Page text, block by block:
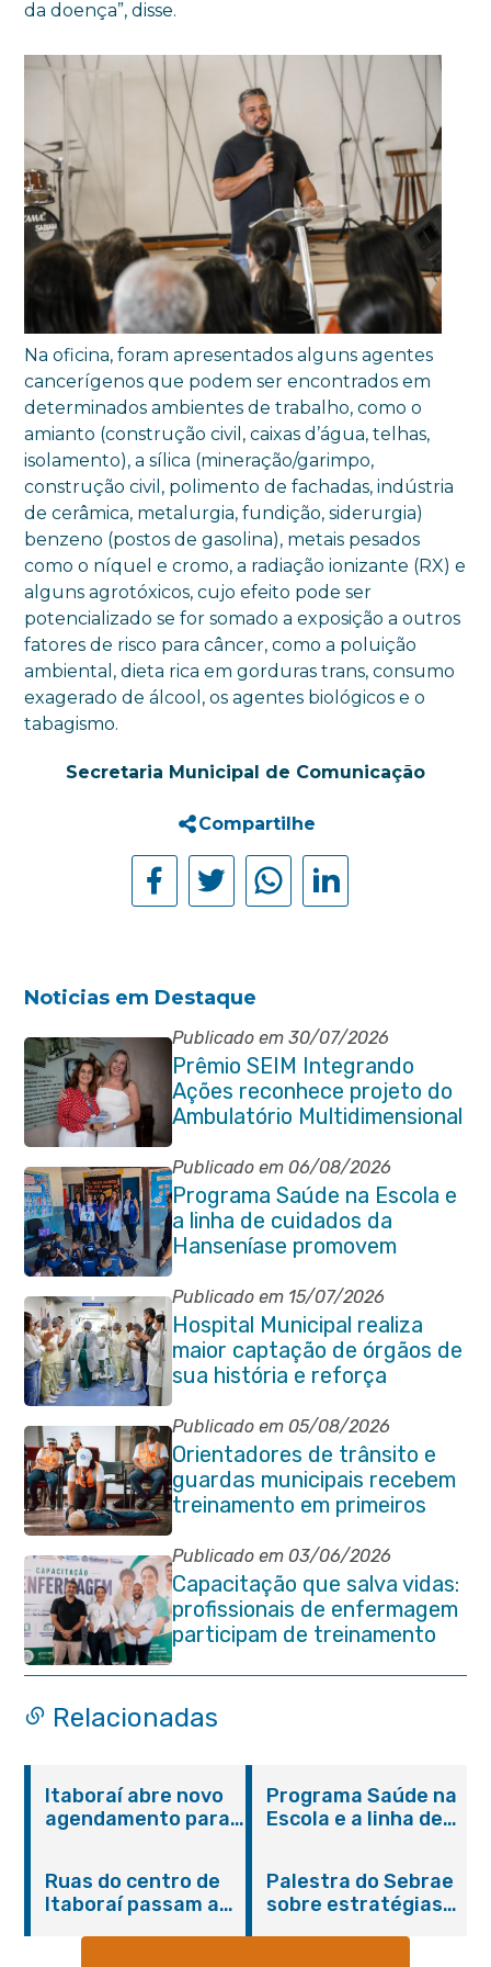
da doença”, disse.
Na oficina, foram apresentados alguns agentes
cancerígenos que podem ser encontrados em
determinados ambientes de trabalho, como o
amianto (construção civil, caixas d’água, telhas,
isolamento), a sílica (mineração/garimpo,
construção civil, polimento de fachadas, indústria
de cerâmica, metalurgia, fundição, siderurgia)
benzeno (postos de gasolina), metais pesados
como o níquel e cromo, a radiação ionizante (RX) e
alguns agrotóxicos, cujo efeito pode ser
potencializado se for somado a exposição a outros
fatores de risco para câncer, como a poluição
ambiental, dieta rica em gorduras trans, consumo
exagerado de álcool, os agentes biológicos e o
tabagismo.
Secretaria Municipal de Comunicação
Compartilhe
Noticias em Destaque
Publicado em 30/07/2026
Prêmio SEIM Integrando
Ações reconhece projeto do
Ambulatório Multidimensional
da Pessoa Idosa de Itaboraí
Publicado em 06/08/2026
Programa Saúde na Escola e
a linha de cuidados da
Hanseníase promovem
conscientização sobre
hanseníase na E.M Adelaide
de Magalhães Seabra
Publicado em 15/07/2026
Hospital Municipal realiza
maior captação de órgãos de
sua história e reforça
compromisso com a vida
Publicado em 05/08/2026
Orientadores de trânsito e
guardas municipais recebem
treinamento em primeiros
socorros em Itaboraí
Publicado em 03/06/2026
Capacitação que salva vidas:
profissionais de enfermagem
participam de treinamento
em primeiros socorros em
Itaboraí
Relacionadas
Itaboraí abre novo
agendamento para
Programa Saúde na
Escola e a linha de
promovem
conscientização
sobre hanseníase
Ruas do centro de
Itaboraí passam a
Palestra do Sebrae
sobre estratégias